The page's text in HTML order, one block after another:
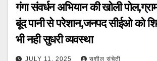
गंगा संवर्धन अभियान की खोली
बूंद पानी से परेशान,जनपद सीईओ को
भी नही सुधरी व्यवस्था
JULY 11, 2025 सुशील संचेती